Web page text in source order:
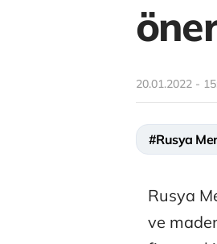
20.01.2022 -
#Rusya
Rusya
ve